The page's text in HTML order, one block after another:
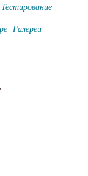
Тестирование
Галереи